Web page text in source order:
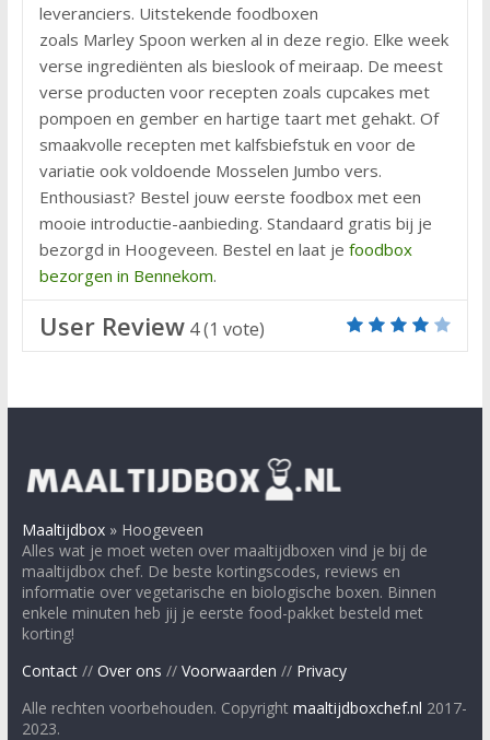
leveranciers. Uitstekende foodboxen
zoals Marley Spoon werken al in deze regio. Elke week
verse ingrediënten als bieslook of meiraap. De meest
verse producten voor recepten zoals cupcakes met
pompoen en gember en hartige taart met gehakt. Of
smaakvolle recepten met kalfsbiefstuk en voor de
variatie ook voldoende Mosselen Jumbo vers.
Enthousiast? Bestel jouw eerste foodbox met een
mooie introductie-aanbieding. Standaard gratis bij je
bezorgd in Hoogeveen. Bestel en laat je foodbox
bezorgen in Bennekom.
User Review 4(1 vote)
Maaltijdbox» Hoogeveen
Alles wat je moet weten over maaltijdboxen vind je bij de
maaltijdbox chef. De beste kortingscodes, reviews en
informatie over vegetarische en biologische boxen. Binnen
enkele minuten heb jij je eerste food-pakket besteld met
korting!
Contact// Over ons // Voorwaarden // Privacy
Alle rechten voorbehouden. Copyright maaltijdboxchef.nl 2017-
2023.